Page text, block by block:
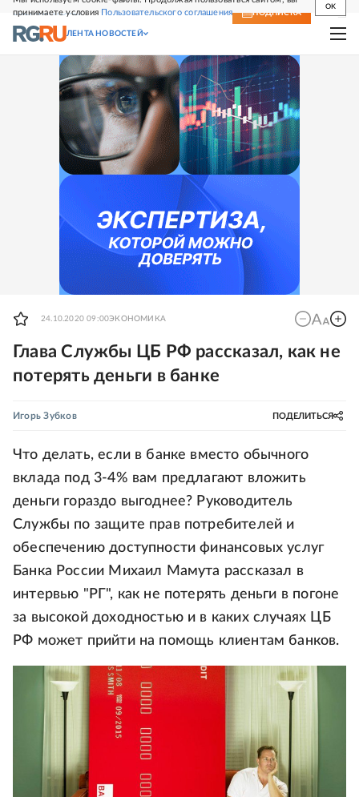
принимаете условия Пользовательского соглашения
OK
СВЕЖИЙ НОМЕР ПОДПИСКА
ЛЕНТА НОВОСТЕЙ
24.10.2020 09:00ЭКОНОМИКА
Глава Службы ЦБ РФ рассказал, как не
потерять деньги в банке
Игорь Зубков ПОДЕЛИТЬСЯ
Что делать, если в банке вместо обычного
вклада под 3-4% вам предлагают вложить
деньги гораздо выгоднее? Руководитель
Службы по защите прав потребителей и
обеспечению доступности финансовых услуг
Банка России Михаил Мамута рассказал в
интервью "РГ", как не потерять деньги в погоне
за высокой доходностью и в каких случаях ЦБ
РФ может прийти на помощь клиентам банков.